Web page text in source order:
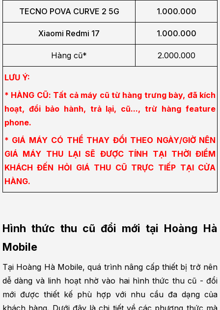
TECNO POVA CURVE 2 5G 1.000.000
Xiaomi Redmi 17 1.000.000
Hàng cũ* 2.000.000
LƯU Ý:
* HÀNG CŨ: Tất cả máy cũ từ hàng trưng bày, đã kích
hoạt, đổi bảo hành, trả lại, cũ..., trừ hàng feature
phone.
* GIÁ MÁY CÓ THỂ THAY ĐỔI THEO NGÀY/GIỜ NÊN
GIÁ MÁY THU LẠI SẼ ĐƯỢC TÍNH TẠI THỜI ĐIỂM
KHÁCH ĐẾN HỎI GIÁ THU CŨ TRỰC TIẾP TẠI CỬA
HÀNG.
Hình thức thu cũ đổi mới tại Hoàng Hà
Mobile
Tại Hoàng Hà Mobile, quá trình nâng cấp thiết bị trở nên
dễ dàng và linh hoạt nhờ vào hai hình thức thu cũ - đổi
mới được thiết kế phù hợp với nhu cầu đa dạng của
khách hàng. Dưới đây là chi tiết về các phương thức mà